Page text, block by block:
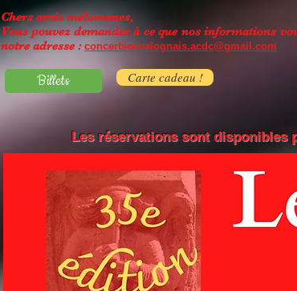
Chers amis mélomanes,
Vous pouvez demander à ce que nos informations
notre adresse : concertsenvalognais.acdc@gmail.com
Billets Carte cadeau !
Les réservations sont disponibles